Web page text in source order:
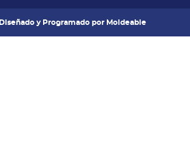
Diseñado y Programado por Moldeable